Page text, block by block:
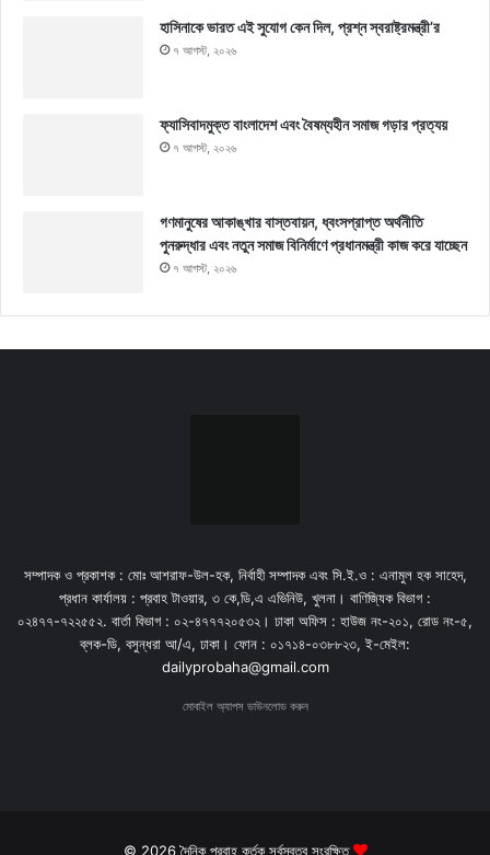
হাসিনাকে ভারত এই সুযোগ কেন দিল, প্রশ্ন স্বরাষ্ট্রমন্ত্রী’র
৭ আগস্ট, ২০২৬
ফ্যাসিবাদমুক্ত বাংলাদেশ এবং বৈষম্যহীন সমাজ গড়ার প্রত্যয়
৭ আগস্ট, ২০২৬
গণমানুষের আকাঙ্খার বাস্তবায়ন, ধ্বংসপ্রাপ্ত অর্থনীতি
পুনরুদ্ধার এবং নতুন সমাজ বিনির্মাণে প্রধানমন্ত্রী কাজ করে যাচ্ছেন
৭ আগস্ট, ২০২৬
সম্পাদক ও প্রকাশক : মোঃ আশরাফ-উল-হক, নির্বাহী সম্পাদক এবং সি.ই.ও : এনামুল হক সাহেদ,
প্রধান কার্যালয় : প্রবাহ টাওয়ার, ৩ কে,ডি,এ এভিনিউ, খুলনা। বাণিজ্যিক বিভাগ :
০২৪৭৭-৭২২৫৫২. বার্তা বিভাগ : ০২-৪৭৭৭২০৫৩২। ঢাকা অফিস : হাউজ নং-২০১, রোড নং-৫,
ব্লক-ডি, বসুন্ধরা আ/এ, ঢাকা। ফোন : ০১৭১৪-০৩৮৮২৩, ই-মেইল:
dailyprobaha@gmail.com
মোবাইল অ্যাপস ডাউনলোড করুন
© 2026 দৈনিক প্রবাহ কর্তৃক সর্বস্বত্ব সংরক্ষিত